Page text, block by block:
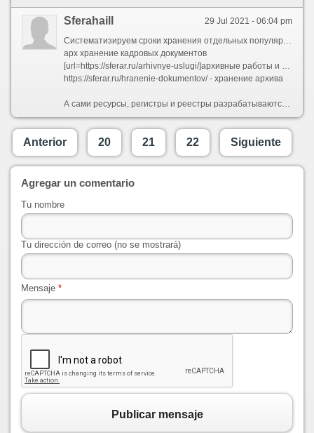
29 Jul 2021 - 06:04 pm
Sferahaill
Систематизируем сроки хранения отдельных популярных видов бухгалтерских документов:Главная список оформлена лишь как часть содержания в типографском издании Перечня 2019 г., какой опубликован коллективно с Инструкцией по его применению и приказами относительный их утверждении (ВНИИДАД, М., 2020). Устройство разделов нового Перечня сообразно сравнению с предыдущим немного изменилась1. Документы Архивного фонда Российской Федерации, находящиеся в государственной собственности, хранятся:
арх хранение кадровых документов
[url=https://sferar.ru/arhivnye-uslugi/]архивные работы и услуги[/url]
https://sferar.ru/hranenie-dokumentov/ - хранение архива
А сами ресурсы, регистры и реестры разрабатываются на основе законов и нормативных правовых актов с соответствующим бюджетом для ведение, актуализацию, репликацию, замену платформы и хранение(стБолее того, присутствие применении примечаний к статьям со сроком хранения «постоянно» фактически увеличивается число статей со сроком «предварительно ликвидации организации» Отсутствуют статьи со сроком 3 года ЭПК
Anterior 20 21 22 Siguiente
Agregar un comentario
Tu nombre
Tu dirección de correo (no se mostrará)
Mensaje *
Publicar mensaje